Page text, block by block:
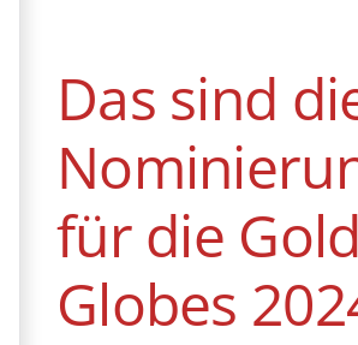
Das sind
für die
Globes